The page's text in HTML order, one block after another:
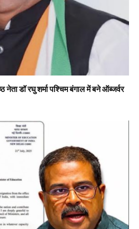
नेता डॉ रघु शर्मा पश्चिम बंगाल में बने ऑब्जर्वर